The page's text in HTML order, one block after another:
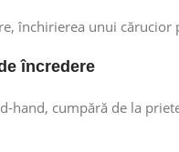
închirierea unui cărucior
încredere
hand, cumpără de la